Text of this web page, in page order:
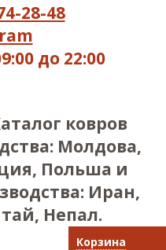
28-48
до 22:00
ковров
Молдова,
Польша и
Иран,
Непал.
Корзина